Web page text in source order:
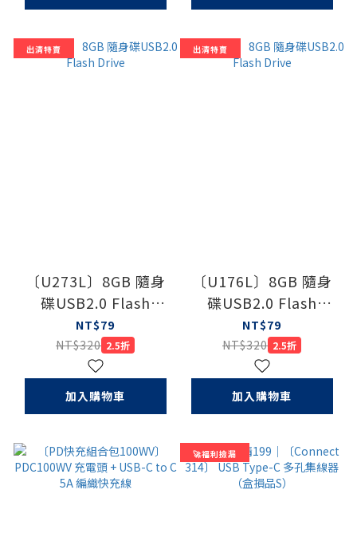
出清特賣
〔U273L〕8GB 隨身
碟USB2.0 Flash
Drive
NT$79
NT$320 2.5折
加入購物車
出清特賣
〔U176L〕8GB 隨身
碟USB2.0 Flash
Drive
NT$79
NT$320 2.5折
加入購物車
🚀福利撿漏